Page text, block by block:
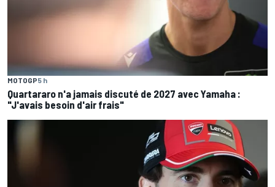
MOTOGP5 h
Quartararo n'a jamais discuté de 2027 avec Yamaha :
"J'avais besoin d'air frais"